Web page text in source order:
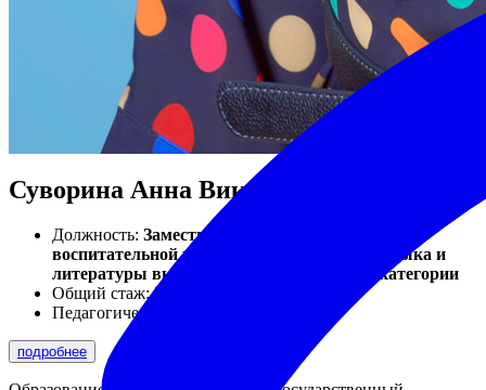
Суворина Анна Викторовна
Должность: Заместитель директора по учебно-
воспитательной работе, учитель русского языка и
литературы высшей квалификационной категории
Общий стаж:32
Педагогический стаж:
подробнее